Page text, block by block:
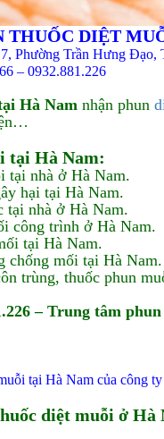
THUỐC DIỆT
Phường Trần Hưng Đạo,
– 0932.881.226
Hà Namnhận phun
tại Hà Nam:
tại nhà ở Hà Nam.
hại tại Hà Nam.
nhà ở Hà Nam.
công trình ở Hà Nam.
tại Hà Nam.
chống mối tại Hà Nam.
trùng, thuốc phun
– Trung tâm
tại Hà Nam của công
diệt muỗi ở Hà